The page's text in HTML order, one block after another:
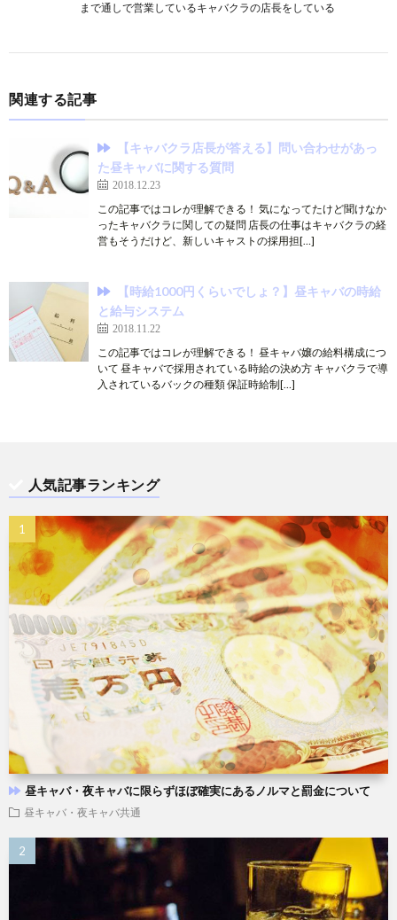
まで通しで営業しているキャバクラの店長をしている
関連する記事
【キャバクラ店長が答える】問い合わせがあっ
た昼キャバに関する質問
2018.12.23
この記事ではコレが理解できる！ 気になってたけど聞けなか
ったキャバクラに関しての疑問 店長の仕事はキャバクラの経
営もそうだけど、新しいキャストの採用担[…]
【時給1000円くらいでしょ？】昼キャバの時給
と給与システム
2018.11.22
この記事ではコレが理解できる！ 昼キャバ嬢の給料構成につ
いて 昼キャバで採用されている時給の決め方 キャバクラで導
入されているバックの種類 保証時給制[…]
人気記事ランキング
昼キャバ・夜キャバに限らずほぼ確実にあるノルマと罰金について
昼キャバ・夜キャバ共通